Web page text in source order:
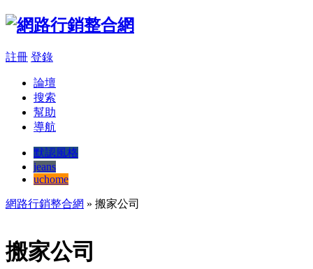
註冊 登錄
論壇
搜索
幫助
導航
默認風格
jeans
uchome
網路行銷整合網 » 搬家公司
搬家公司